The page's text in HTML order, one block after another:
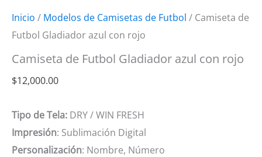
Inicio / Modelos de Camisetas de Futbol / Camiseta de
Futbol Gladiador azul con rojo
Camiseta de Futbol Gladiador azul con rojo
$12,000.00
Tipo de Tela: DRY / WIN FRESH
Impresión: Sublimación Digital
Personalización: Nombre, Número